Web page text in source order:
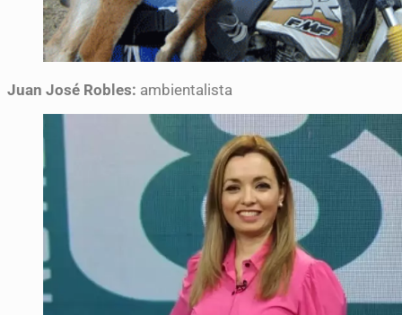
Juan José Robles: ambientalista